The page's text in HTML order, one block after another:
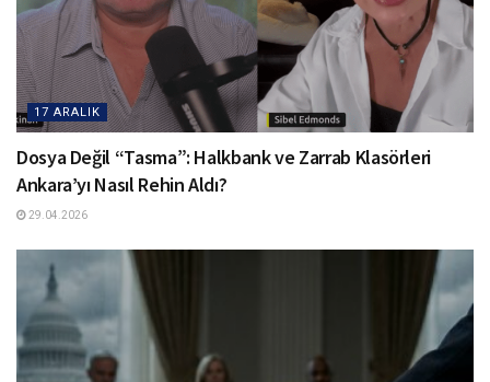
17 ARALIK
Dosya Değil “Tasma”: Halkbank ve Zarrab Klasörleri
Ankara’yı Nasıl Rehin Aldı?
29.04.2026